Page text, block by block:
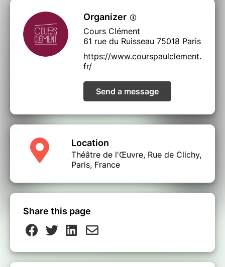
Organizer
Cours Clément
61 rue du Ruisseau 75018 Paris
https://www.courspaulclement.
fr/
Send a message
Location
Théâtre de l'Œuvre, Rue de Clichy,
Paris, France
Share this page